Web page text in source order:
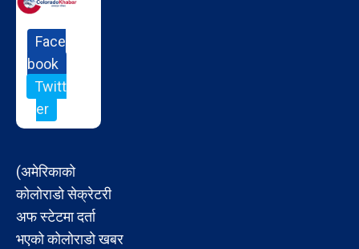
Face
book
Twitt
er
(अमेरिकाको
कोलोराडो सेक्रेटरी
अफ स्टेटमा दर्ता
भएको कोलोराडो खबर